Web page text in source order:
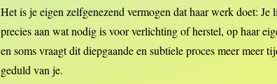
Het is je eigen zelfgenezend vermogen dat haar werk doet:
precies aan wat nodig is voor verlichting of herstel, op haar
en soms vraagt dit diepgaande en subtiele proces meer meer
geduld van je.